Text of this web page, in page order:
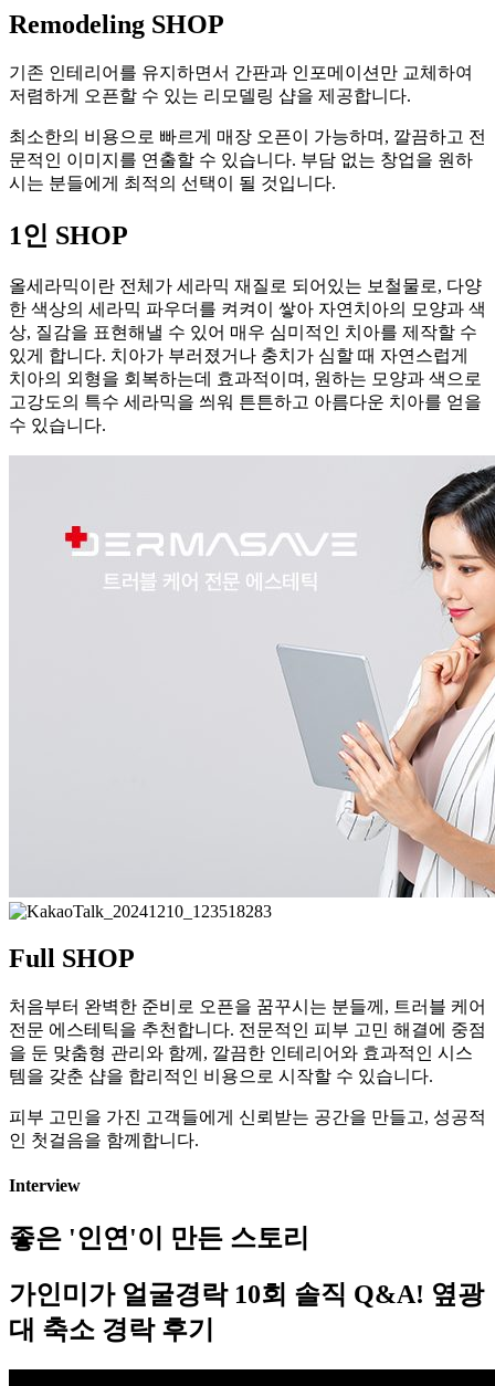
Remodeling SHOP
기존 인테리어를 유지하면서 간판과 인포메이션만 교체하여
저렴하게 오픈할 수 있는 리모델링 샵을 제공합니다.
최소한의 비용으로 빠르게 매장 오픈이 가능하며, 깔끔하고 전
문적인 이미지를 연출할 수 있습니다. 부담 없는 창업을 원하
시는 분들에게 최적의 선택이 될 것입니다.
1인 SHOP
올세라믹이란 전체가 세라믹 재질로 되어있는 보철물로, 다양
한 색상의 세라믹 파우더를 켜켜이 쌓아 자연치아의 모양과 색
상, 질감을 표현해낼 수 있어 매우 심미적인 치아를 제작할 수
있게 합니다. 치아가 부러졌거나 충치가 심할 때 자연스럽게
치아의 외형을 회복하는데 효과적이며, 원하는 모양과 색으로
고강도의 특수 세라믹을 씌워 튼튼하고 아름다운 치아를 얻을
수 있습니다.
Full SHOP
처음부터 완벽한 준비로 오픈을 꿈꾸시는 분들께, 트러블 케어
전문 에스테틱을 추천합니다. 전문적인 피부 고민 해결에 중점
을 둔 맞춤형 관리와 함께, 깔끔한 인테리어와 효과적인 시스
템을 갖춘 샵을 합리적인 비용으로 시작할 수 있습니다.
피부 고민을 가진 고객들에게 신뢰받는 공간을 만들고, 성공적
인 첫걸음을 함께합니다.
Interview
좋은 '인연'이 만든 스토리
가인미가 얼굴경락 10회 솔직 Q&A! 옆광
대 축소 경락 후기